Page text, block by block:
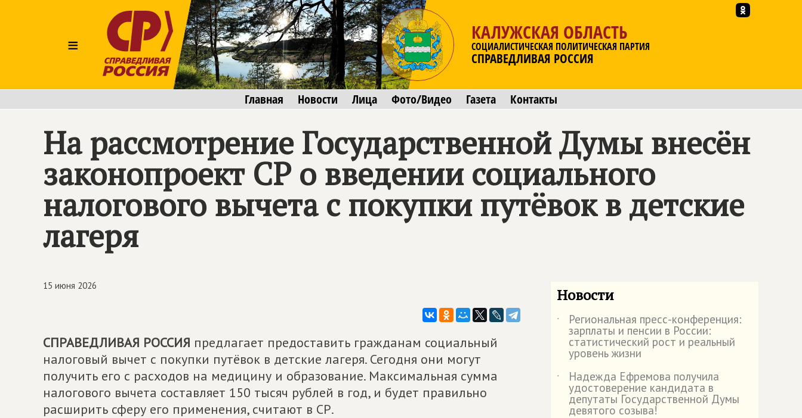
≡
КАЛУЖСКАЯ ОБЛАСТЬ
СОЦИАЛИСТИЧЕСКАЯ ПОЛИТИЧЕСКАЯ ПАРТИЯ
СПРАВЕДЛИВАЯ РОССИЯ
Главная Новости Лица Фото/Видео Газета Контакты
На рассмотрение Государственной Думы внесён
законопроект СР о введении социального
налогового вычета с покупки путёвок в детские
лагеря
15 июня 2026
СПРАВЕДЛИВАЯ РОССИЯ предлагает предоставить гражданам социальный
налоговый вычет с покупки путёвок в детские лагеря. Сегодня они могут
получить его с расходов на медицину и образование. Максимальная сумма
налогового вычета составляет 150 тысяч рублей в год, и будет правильно
расширить сферу его применения, считают в СР.
Новости
˙ Региональная пресс-конференция:
зарплаты и пенсии в России:
статистический рост и реальный
уровень жизни
˙
Надежда Ефремова получила
удостоверение кандидата в
депутаты Государственной Думы
девятого созыва!